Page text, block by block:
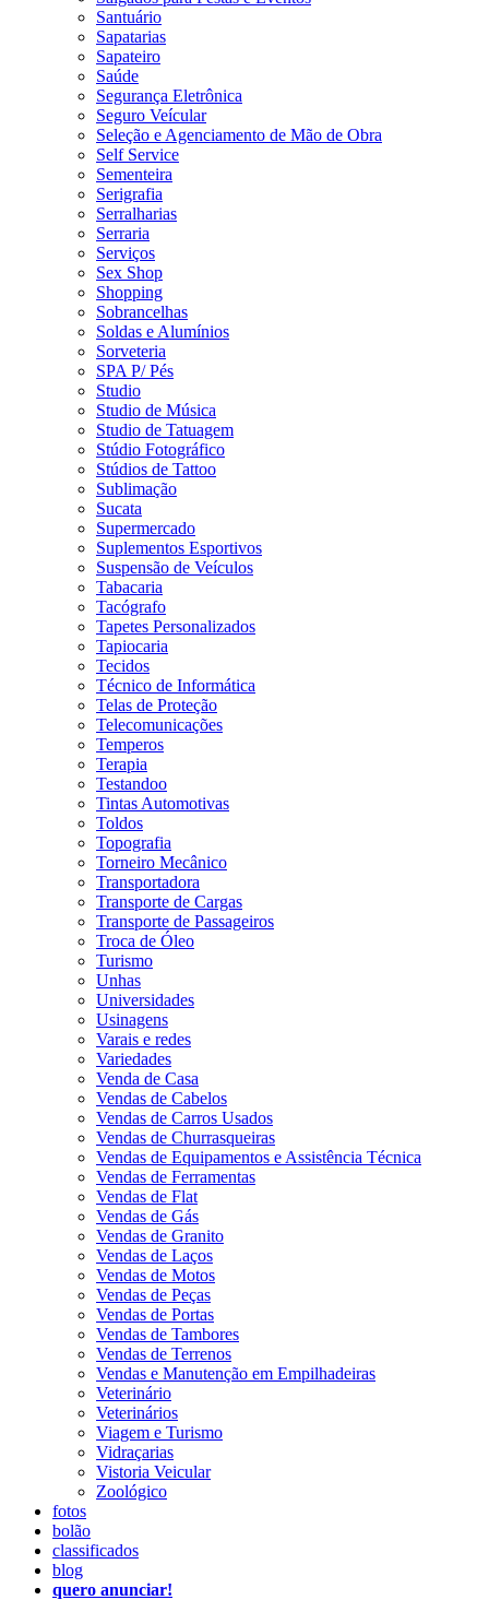
Santuário
Sapatarias
Sapateiro
Saúde
Segurança Eletrônica
Seguro Veícular
Seleção e Agenciamento de Mão de Obra
Self Service
Sementeira
Serigrafia
Serralharias
Serraria
Serviços
Sex Shop
Shopping
Sobrancelhas
Soldas e Alumínios
Sorveteria
SPA P/ Pés
Studio
Studio de Música
Studio de Tatuagem
Stúdio Fotográfico
Stúdios de Tattoo
Sublimação
Sucata
Supermercado
Suplementos Esportivos
Suspensão de Veículos
Tabacaria
Tacógrafo
Tapetes Personalizados
Tapiocaria
Tecidos
Técnico de Informática
Telas de Proteção
Telecomunicações
Temperos
Terapia
Testandoo
Tintas Automotivas
Toldos
Topografia
Torneiro Mecânico
Transportadora
Transporte de Cargas
Transporte de Passageiros
Troca de Óleo
Turismo
Unhas
Universidades
Usinagens
Varais e redes
Variedades
Venda de Casa
Vendas de Cabelos
Vendas de Carros Usados
Vendas de Churrasqueiras
Vendas de Equipamentos e Assistência Técnica
Vendas de Ferramentas
Vendas de Flat
Vendas de Gás
Vendas de Granito
Vendas de Laços
Vendas de Motos
Vendas de Peças
Vendas de Portas
Vendas de Tambores
Vendas de Terrenos
Vendas e Manutenção em Empilhadeiras
Veterinário
Veterinários
Viagem e Turismo
Vidraçarias
Vistoria Veicular
Zoológico
fotos
bolão
classificados
blog
quero anunciar!